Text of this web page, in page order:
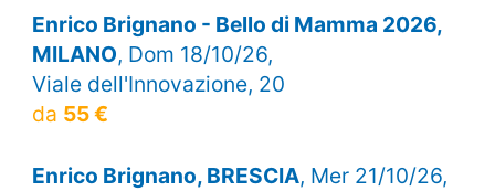
Enrico Brignano - Bello di Mamma 2026,
MILANO, Dom 18/10/26,
Viale dell'Innovazione, 20
da 55 €
Enrico Brignano, BRESCIA, Mer 21/10/26,